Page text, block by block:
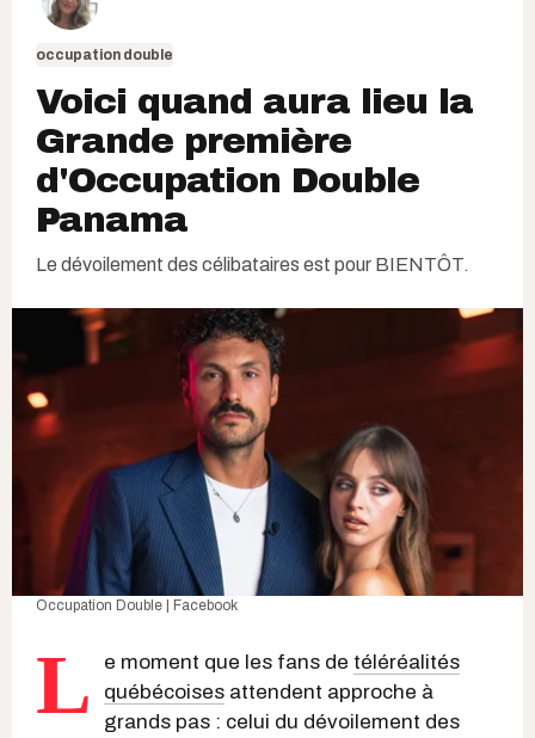
occupation double
Voici quand aura lieu la
Grande première
d'Occupation Double
Panama
Le dévoilement des célibataires est pour BIENTÔT.
Occupation Double | Facebook
L e moment que les fans de téléréalités
québécoises attendent approche à
grands pas : celui du dévoilement des